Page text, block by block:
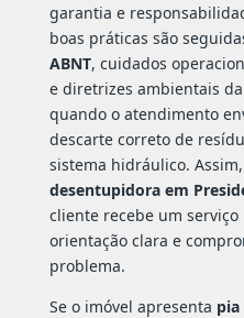
garantia e
boas práticas são
ABNT, cuidados
e diretrizes ambientais da
quando o atendimento
descarte correto de
sistema hidráulico.
desentupidora em
cliente recebe um serviço
orientação clara e
problema.
Se o imóvel apresenta pia